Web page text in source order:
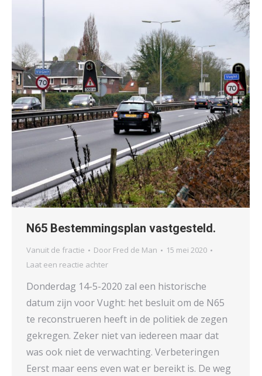
N65 Bestemmingsplan vastgesteld.
Vanuit de fractie Door Fred de Man
15 mei 2020
Laat een reactie achter
Donderdag 14-5-2020 zal een historische
datum zijn voor Vught: het besluit om de N65
te reconstrueren heeft in de politiek de zegen
gekregen. Zeker niet van iedereen maar dat
was ook niet de verwachting. Verbeteringen
Eerst maar eens even wat er bereikt is. De weg